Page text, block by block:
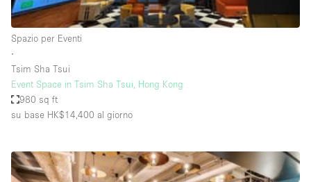
Stand / Chiosco / Stand
Studio fotografico / riprese
Uffici
Villa / Casa
Dotazioni dello spazio
Spazio per Eventi
∙
Tsim Sha Tsui
Event Space in Tsim Sha Tsui, Hong Kong
980 sq ft
su base HK$14,400 al giorno